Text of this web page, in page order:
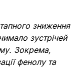
зниження
зустрічей
Зокрема,
фенолу та